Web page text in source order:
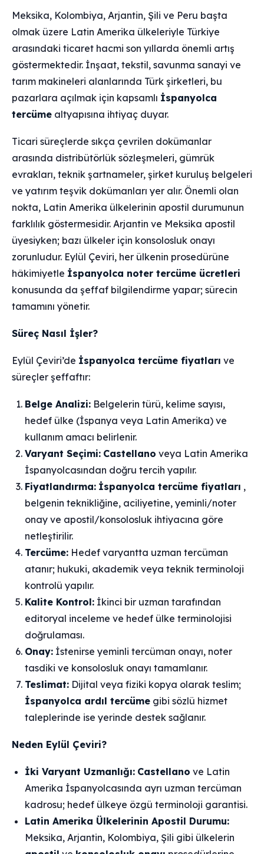
Meksika, Kolombiya, Arjantin, Şili ve Peru başta
olmak üzere Latin Amerika ülkeleriyle Türkiye
arasındaki ticaret hacmi son yıllarda önemli artış
göstermektedir. İnşaat, tekstil, savunma sanayi ve
tarım makineleri alanlarında Türk şirketleri, bu
pazarlara açılmak için kapsamlı İspanyolca
tercüme altyapısına ihtiyaç duyar.
Ticari süreçlerde sıkça çevrilen dokümanlar
arasında distribütörlük sözleşmeleri, gümrük
evrakları, teknik şartnameler, şirket kuruluş belgeleri
ve yatırım teşvik dokümanları yer alır. Önemli olan
nokta, Latin Amerika ülkelerinin apostil durumunun
farklılık göstermesidir. Arjantin ve Meksika apostil
üyesiyken; bazı ülkeler için konsolosluk onayı
zorunludur. Eylül Çeviri, her ülkenin prosedürüne
hâkimiyetle İspanyolca noter tercüme ücretleri
konusunda da şeffaf bilgilendirme yapar; sürecin
tamamını yönetir.
Süreç Nasıl İşler?
Eylül Çeviri’de İspanyolca tercüme fiyatları ve
süreçler şeffaftır:
Belge Analizi: Belgelerin türü, kelime sayısı,
hedef ülke (İspanya veya Latin Amerika) ve
kullanım amacı belirlenir.
Varyant Seçimi: Castellano veya Latin Amerika
İspanyolcasından doğru tercih yapılır.
Fiyatlandırma: İspanyolca tercüme fiyatları ,
belgenin teknikliğine, aciliyetine, yeminli/noter
onay ve apostil/konsolosluk ihtiyacına göre
netleştirilir.
Tercüme: Hedef varyantta uzman tercüman
atanır; hukuki, akademik veya teknik terminoloji
kontrolü yapılır.
Kalite Kontrol: İkinci bir uzman tarafından
editoryal inceleme ve hedef ülke terminolojisi
doğrulaması.
Onay: İstenirse yeminli tercüman onayı, noter
tasdiki ve konsolosluk onayı tamamlanır.
Teslimat: Dijital veya fiziki kopya olarak teslim;
İspanyolca ardıl tercüme gibi sözlü hizmet
taleplerinde ise yerinde destek sağlanır.
Neden Eylül Çeviri?
İki Varyant Uzmanlığı: Castellano ve Latin
Amerika İspanyolcasında ayrı uzman tercüman
kadrosu; hedef ülkeye özgü terminoloji garantisi.
Latin Amerika Ülkelerinin Apostil Durumu:
Meksika, Arjantin, Kolombiya, Şili gibi ülkelerin